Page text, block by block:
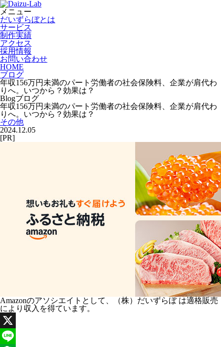
メニュー
だいずらぼとは
サービス
制作実績
アクセス
採用情報
お問い合わせ
HOME
ブログ
年収156万円未満のパート労働者の社会保険料、企業が肩代わ
りへ。いつから？効果は？
Blogブログ
年収156万円未満のパート労働者の社会保険料、企業が肩代わ
りへ。いつから？効果は？
その他
2024.12.05
[PR]
Amazonのアソシエイトとして、（株）だいずらぼ は適格販売
により収入を得ています。
X